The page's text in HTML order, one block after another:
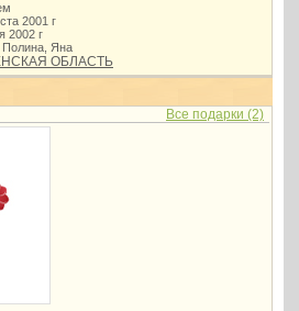
2001 г
2002 г
Полина, Яна
ОБЛАСТЬ
Все подарки (2)